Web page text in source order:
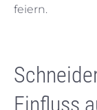
feiern.
Einfluss